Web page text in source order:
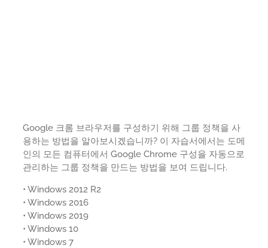
Google 크롬 브라우저를 구성하기 위해 그룹 정책을 사
용하는 방법을 알아보시겠습니까? 이 자습서에서는 도메
인의 모든 컴퓨터에서 Google Chrome 구성을 자동으로
관리하는 그룹 정책을 만드는 방법을 보여 드립니다.
• Windows 2012 R2
• Windows 2016
• Windows 2019
• Windows 10
• Windows 7